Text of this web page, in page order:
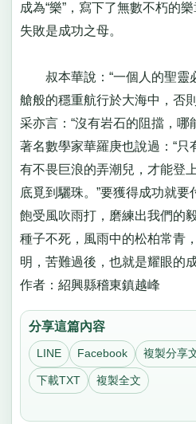
成為“樂”，寫下了無數不朽的
失敗是成功之母。
叔本華說：“一個人的聖靈
艙般的穩重航行於大海中，否
采亦言：“沒有岩石的阻擋，哪
著名數學家華羅庚也說過：“只
有不畏巨浪的弄潮兒，才能登
底覓到驪珠。”要獲得成功就
飽受風吹雨打，磨練出我們的
種子不死，風雨中的松柏常青
明，苦難過後，也就是耀眼的成
作者：紹興縣稽東鎮越峰
分享這篇內容
LINE Facebook 複製分享
下載TXT 複製全文